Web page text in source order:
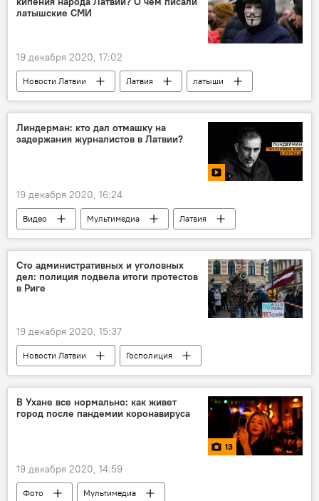
латышские СМИ
19 декабря 2020, 17:02
Новости Латвии Латвия латыши
Линдерман: кто дал отмашку на
задержания журналистов в Латвии?
19 декабря 2020, 16:24
Видео Мультимедиа Латвия
Сто административных и уголовных
дел: полиция подвела итоги протестов
в Риге
19 декабря 2020, 15:37
Новости Латвии
Госполиция
Латвия
митинг
В Ухане все нормально: как живет
город после пандемии коронавируса
13
19 декабря 2020, 14:59
Фото Мультимедиа